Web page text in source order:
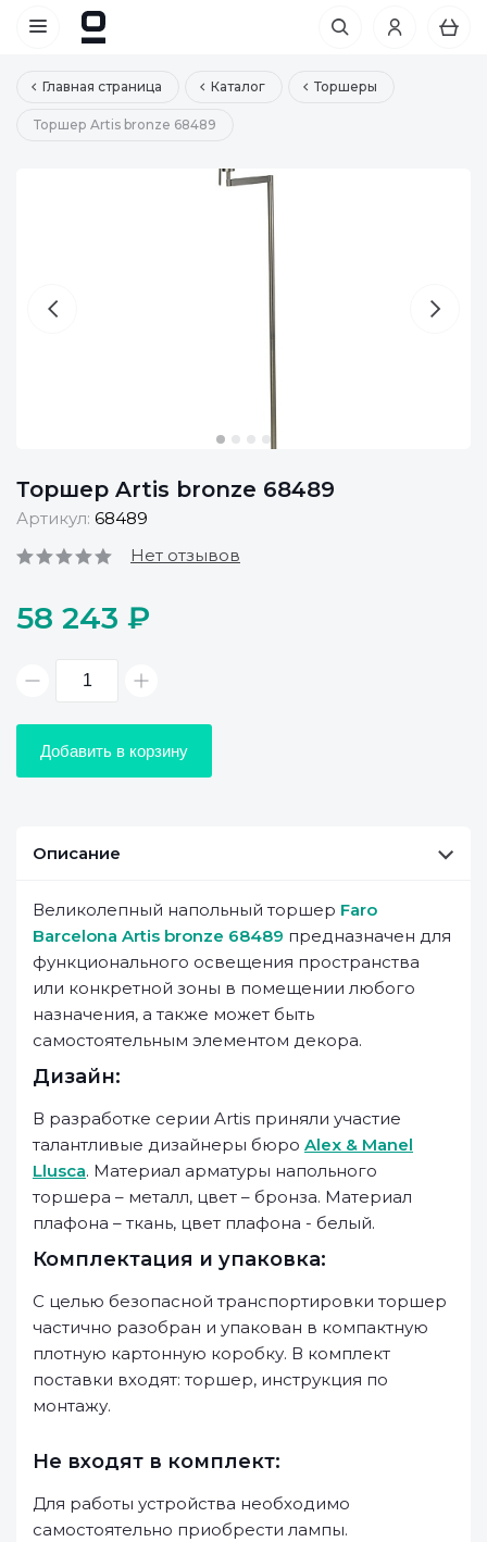
Главная страница Каталог Торшеры
Торшер Artis bronze 68489
Торшер Artis bronze 68489
Артикул: 68489
Нет отзывов
58 243 ₽
Добавить в корзину
Описание
Великолепный напольный торшер Faro
Barcelona Artis bronze 68489 предназначен для
функционального освещения пространства
или конкретной зоны в помещении любого
назначения, а также может быть
самостоятельным элементом декора.
Дизайн:
В разработке серии Artis приняли участие
талантливые дизайнеры бюро Alex & Manel
Llusca. Материал арматуры напольного
торшера – металл, цвет – бронза. Материал
плафона – ткань, цвет плафона - белый.
Комплектация и упаковка:
С целью безопасной транспортировки торшер
частично разобран и упакован в компактную
плотную картонную коробку. В комплект
поставки входят: торшер, инструкция по
монтажу.
Не входят в комплект:
Для работы устройства необходимо
самостоятельно приобрести лампы.